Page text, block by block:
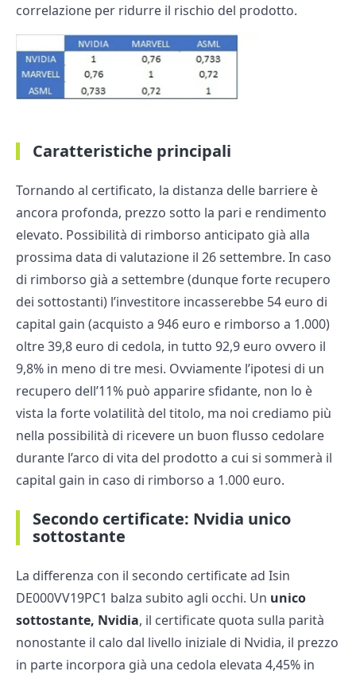
correlazione per ridurre il rischio del prodotto.
Caratteristiche principali
Tornando al certificato, la distanza delle barriere è
ancora profonda, prezzo sotto la pari e rendimento
elevato. Possibilità di rimborso anticipato già alla
prossima data di valutazione il 26 settembre. In caso
di rimborso già a settembre (dunque forte recupero
dei sottostanti) l’investitore incasserebbe 54 euro di
capital gain (acquisto a 946 euro e rimborso a 1.000)
oltre 39,8 euro di cedola, in tutto 92,9 euro ovvero il
9,8% in meno di tre mesi. Ovviamente l’ipotesi di un
recupero dell’11% può apparire sfidante, non lo è
vista la forte volatilità del titolo, ma noi crediamo più
nella possibilità di ricevere un buon flusso cedolare
durante l’arco di vita del prodotto a cui si sommerà il
capital gain in caso di rimborso a 1.000 euro.
Secondo certificate: Nvidia unico
sottostante
La differenza con il secondo certificate ad Isin
DE000VV19PC1 balza subito agli occhi. Un unico
sottostante, Nvidia, il certificate quota sulla parità
nonostante il calo dal livello iniziale di Nvidia, il prezzo
in parte incorpora già una cedola elevata 4,45% in